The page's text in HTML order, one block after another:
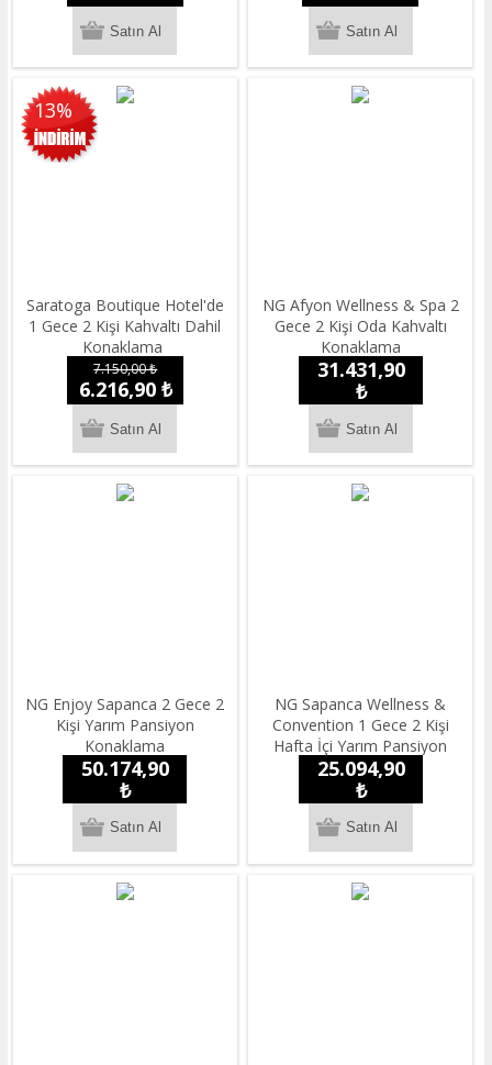
13%
Saratoga Boutique Hotel'de
1 Gece 2 Kişi Kahvaltı Dahil
Konaklama
7.150,00 ₺
6.216,90 ₺
NG Afyon Wellness & Spa 2
Gece 2 Kişi Oda Kahvaltı
Konaklama
31.431,90
₺
NG Enjoy Sapanca 2 Gece 2
Kişi Yarım Pansiyon
Konaklama
50.174,90
₺
NG Sapanca Wellness &
Convention 1 Gece 2 Kişi
Hafta İçi Yarım Pansiyon
Konaklama
25.094,90
₺